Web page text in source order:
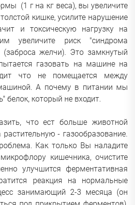
(1 г на кг веса), вы увеличите
кишке, усилите нарушение
и токсическую нагрузку на
увеличите риск "синдрома
(заброса желчи). Это замкнутый
газовать на машине на
что не помещается между
А почему в питании мы
белок, который не входит.
что ест больше животной
- газообразование.
Как только Вы наладите
кишечника, очистите
улучшится ферментативная
реакция на нормальные
занимающий 2-3 месяца (он